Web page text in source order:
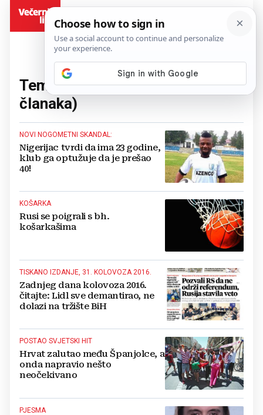
Tema:Reprezentacija(205
članaka)
NOVI NOGOMETNI SKANDAL:
Nigerijac tvrdi da ima 23 godine,
klub ga optužuje da je prešao
40!
KOŠARKA
Rusi se poigrali s bh.
košarkašima
TISKANO IZDANJE, 31. KOLOVOZA 2016.
Zadnjeg dana kolovoza 2016.
čitajte: Lidl sve demantirao, ne
dolazi na tržište BiH
POSTAO SVJETSKI HIT
Hrvat zalutao među Španjolce, a
onda napravio nešto
neočekivano
PJESMA